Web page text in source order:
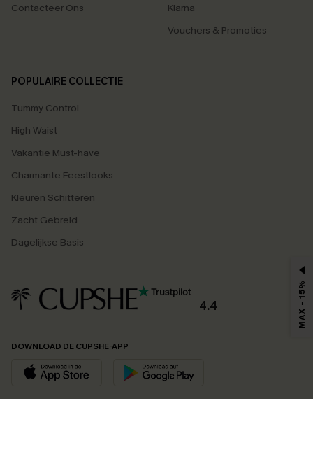
Contacteer Ons
Klarna
Vouchers & Promoties
POPULAIRE COLLECTIE
Tummy Control
High Waist
Vakantie Must-have
Charmante Feestlooks
Kleuren Schitteren
Zacht Gebreid
Dagelijkse Basis
4.4
DOWNLOAD DE CUPSHE-APP
MAX - 15%